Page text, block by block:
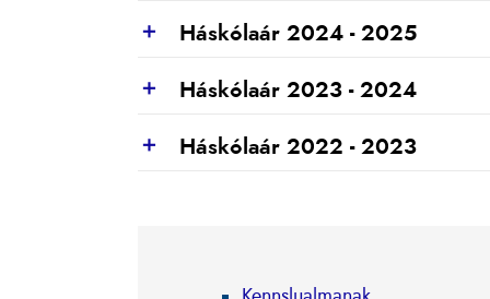
ShowHáskólaár 2024 - 2025
ShowHáskólaár 2023 - 2024
ShowHáskólaár 2022 - 2023